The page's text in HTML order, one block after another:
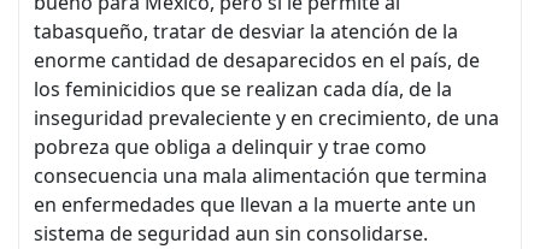
tabasqueño, tratar de desviar la atención de la
enorme cantidad de desaparecidos en el país, de
los feminicidios que se realizan cada día, de la
inseguridad prevaleciente y en crecimiento, de una
pobreza que obliga a delinquir y trae como
consecuencia una mala alimentación que termina
en enfermedades que llevan a la muerte ante un
sistema de seguridad aun sin consolidarse.